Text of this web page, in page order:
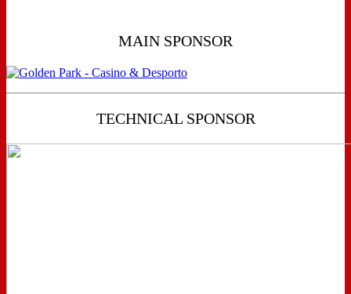
MAIN SPONSOR
TECHNICAL SPONSOR